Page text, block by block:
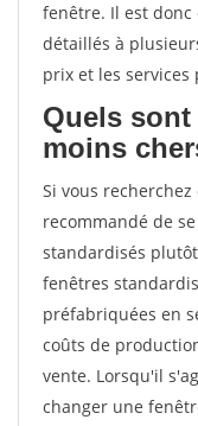
fenêtre. Il est donc
détaillés à
prix et les services
Quels
moins
Si vous
recommandé de
standardisés
fenêtres
préfabriquées en
coûts de
vente. Lorsqu'il
changer une